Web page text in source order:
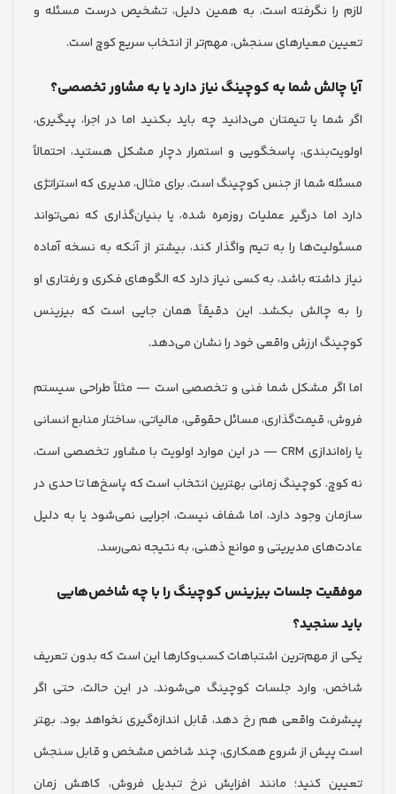
را نگرفته است. به همین دلیل، تشخیص درست مسئله و
معیارهای سنجش، مهم‌تر از انتخاب سریع کوچ است.
شما به کوچینگ نیاز دارد یا به مشاور تخصصی؟
یا تیمتان می‌دانید چه باید بکنید اما در اجرا، پیگیری،
پاسخگویی و استمرار دچار مشکل هستید، احتمالاً
شما از جنس کوچینگ است. برای مثال، مدیری که استراتژی
درگیر عملیات روزمره شده، یا بنیان‌گذاری که نمی‌تواند
را به تیم واگذار کند، بیشتر از آنکه به نسخه آماده
باشد، به کسی نیاز دارد که الگوهای فکری و رفتاری او
چالش بکشد. این دقیقاً همان جایی است که بیزینس
ارزش واقعی خود را نشان می‌دهد.
مشکل شما فنی و تخصصی است — مثلاً طراحی سیستم
قیمت‌گذاری، مسائل حقوقی، مالیاتی، ساختار منابع انسانی
یا راه‌اندازی CRM — در این موارد اولویت با مشاور تخصصی است،
کوچینگ زمانی بهترین انتخاب است که پاسخ‌ها تا حدی در
وجود دارد، اما شفاف نیست، اجرایی نمی‌شود یا به دلیل
مدیریتی و موانع ذهنی، به نتیجه نمی‌رسد.
جلسات بیزینس کوچینگ را با چه شاخص‌هایی
مهم‌ترین اشتباهات کسب‌وکارها این است که بدون تعریف
وارد جلسات کوچینگ می‌شوند. در این حالت، حتی اگر
واقعی هم رخ دهد، قابل اندازه‌گیری نخواهد بود. بهتر
از شروع همکاری، چند شاخص مشخص و قابل سنجش
کنید؛ مانند افزایش نرخ تبدیل فروش، کاهش زمان